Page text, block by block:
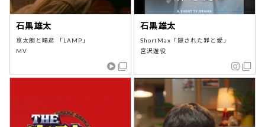
石黒雄太
京太朗と晴彦 「LAMP」
MV
石黒雄太
ShortMax「隠された罪と愛」
宮沢遊役